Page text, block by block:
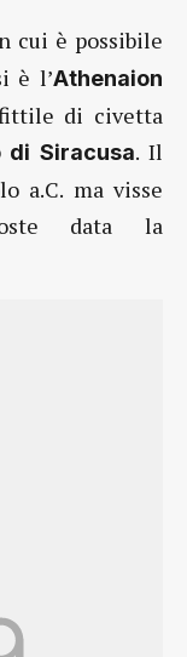
cui è possibile
è l’Athenaion
di civetta
di Siracusa. Il
a.C. ma visse
data la